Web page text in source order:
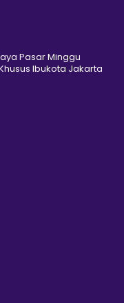
Pasar Minggu
Ibukota Jakarta